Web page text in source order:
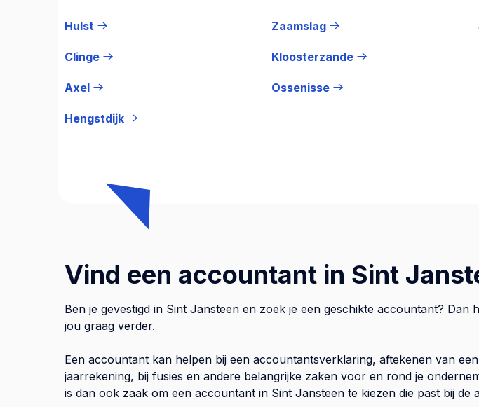
Hulst
Clinge
Axel
Hengstdijk
Zaamslag
Kloosterzande
Ossenisse
Vind een accountant in Sint
Ben je gevestigd in Sint Jansteen en zoek je een geschikte accountant? Dan
jou graag verder.
Een accountant kan helpen bij een accountantsverklaring, aftekenen van een
jaarrekening, bij fusies en andere belangrijke zaken voor en rond je
is dan ook zaak om een accountant in Sint Jansteen te kiezen die past bij de